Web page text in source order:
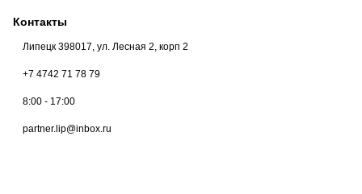
Контакты
Липецк 398017, ул. Лесная 2, корп 2
+7 4742 71 78 79
8:00 - 17:00
partner.lip@inbox.ru